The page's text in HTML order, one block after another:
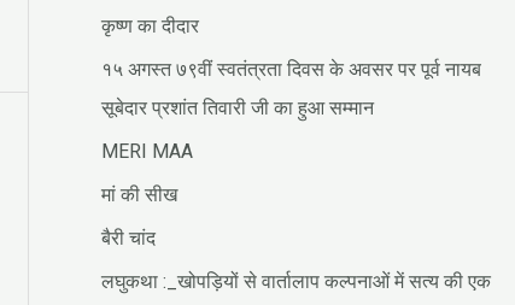
कृष्ण का दीदार
१५ अगस्त ७९वीं स्वतंत्रता दिवस के अवसर पर पूर्व नायब
सूबेदार प्रशांत तिवारी जी का हुआ सम्मान
MERI MAA
मां की सीख
बैरी चांद
लघुकथा :_खोपड़ियों से वार्तालाप कल्पनाओं में सत्य की एक